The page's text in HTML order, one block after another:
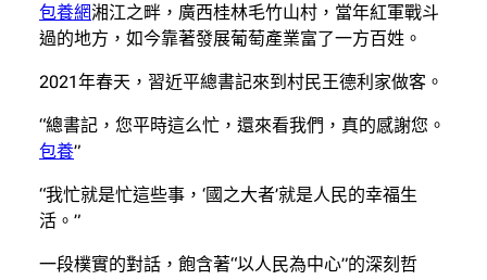
包養網湘江之畔，廣西桂林毛竹山村，當年紅軍戰斗
過的地方，如今靠著發展葡萄產業富了一方百姓。
2021年春天，習近平總書記來到村民王德利家做客。
“總書記，您平時這么忙，還來看我們，真的感謝您。
包養”
“我忙就是忙這些事，‘國之大者’就是人民的幸福生
活。”
一段樸實的對話，飽含著“以人民為中心”的深刻哲